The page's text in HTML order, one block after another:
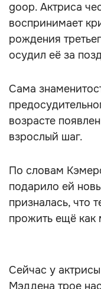
goop. Актриса
воспринимает
рождения
осудил её за
Сама
возрасте
взрослый шаг.
По словам
подарило ей
призналась, что
прожить ещё как
Сейчас у
Мэддена трое